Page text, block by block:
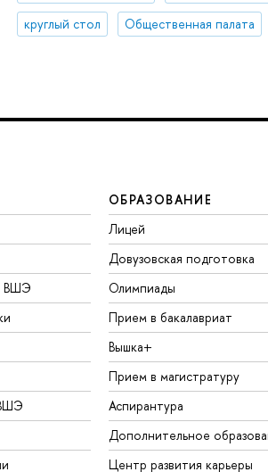
круглый стол
Общественная палата
ВШЭ
ОБРАЗОВАНИЕ
Лицей
Довузовская подготовка
Олимпиады
Прием в бакалавриат
Вышка+
Прием в магистратуру
Аспирантура
Дополнительное
Центр развития карьеры